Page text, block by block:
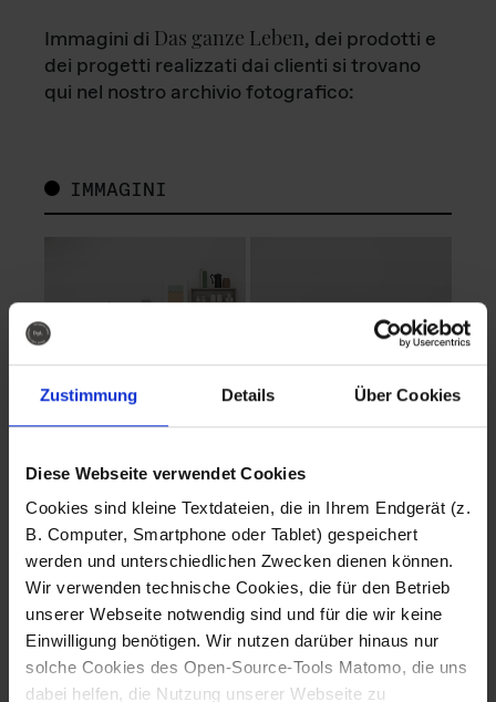
Zustimmung Details Über Cookies
Diese Webseite verwendet Cookies
Cookies sind kleine Textdateien, die in Ihrem Endgerät (z.
B. Computer, Smartphone oder Tablet) gespeichert
werden und unterschiedlichen Zwecken dienen können.
Wir verwenden technische Cookies, die für den Betrieb
unserer Webseite notwendig sind und für die wir keine
Einwilligung benötigen. Wir nutzen darüber hinaus nur
solche Cookies des Open-Source-Tools Matomo, die uns
dabei helfen, die Nutzung unserer Webseite zu
Immagini di Das ganze Leben, dei prodotti e
dei progetti realizzati dai clienti si trovano
qui nel nostro archivio fotografico:
IMMAGINI
Fotografo: Lorenz
Sternbach
Download
Fotografo: Lorenz
Sternbach
Download